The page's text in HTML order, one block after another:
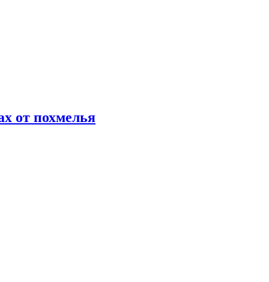
от похмелья